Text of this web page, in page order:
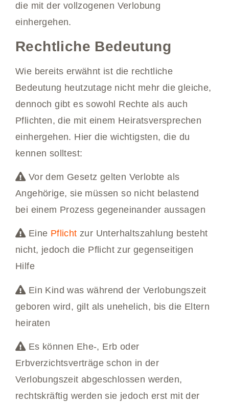
die mit der vollzogenen Verlobung
einhergehen.
Rechtliche Bedeutung
Wie bereits erwähnt ist die rechtliche
Bedeutung heutzutage nicht mehr die gleiche,
dennoch gibt es sowohl Rechte als auch
Pflichten, die mit einem Heiratsversprechen
einhergehen. Hier die wichtigsten, die du
kennen solltest:
Vor dem Gesetz gelten Verlobte als
Angehörige, sie müssen so nicht belastend
bei einem Prozess gegeneinander aussagen
Eine Pflicht zur Unterhaltszahlung besteht
nicht, jedoch die Pflicht zur gegenseitigen
Hilfe
Ein Kind was während der Verlobungszeit
geboren wird, gilt als unehelich, bis die Eltern
heiraten
Es können Ehe-, Erb oder
Erbverzichtsverträge schon in der
Verlobungszeit abgeschlossen werden,
rechtskräftig werden sie jedoch erst mit der